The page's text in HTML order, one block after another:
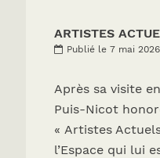
ARTISTES
Publié le 7 mai
Après sa visite
Puis-Nicot
« Artistes
l’Espace qui lui